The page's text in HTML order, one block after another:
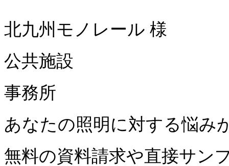
北九州モノレール 様
公共施設
事務所
あなたの照明に対する悩み
無料の資料請求や直接サン